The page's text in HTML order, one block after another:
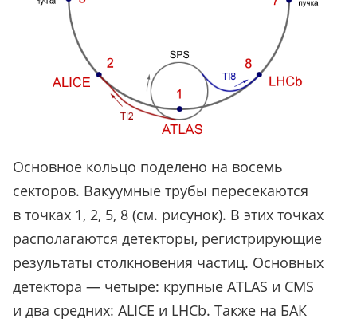
Основное кольцо поделено на восемь
секторов. Вакуумные трубы пересекаются
в точках 1, 2, 5, 8 (см. рисунок). В этих точках
располагаются детекторы, регистрирующие
результаты столкновения частиц. Основных
детектора — четыре: крупные ATLAS и CMS
и два средних: ALICE и LHCb. Также на БАК